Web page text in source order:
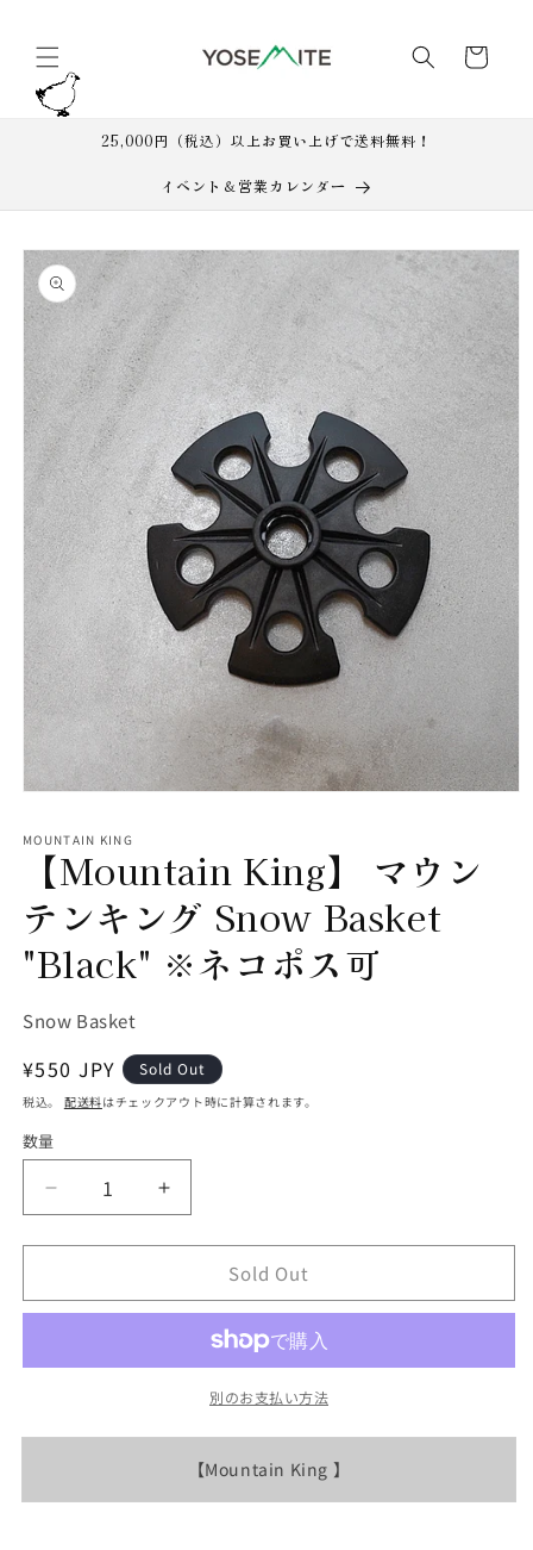
進む
ー
25,000円（税込）以上お買い上げで送料無料！
イベント＆営業カレンダー
商品情
報にス
キップ
ダ
メ
デ
ィ
を
開
MOUNTAIN KING
【Mountain King】 マウン
テンキング Snow Basket
"Black" ※ネコポス可
SKU:
Snow Basket
通
常
格
¥550 JPY Sold Out
税込。 配送料はチェックアウト時に計算されます。
数量
【Mountain
ン
ン
Basket
【Mountain
ン
ン
Snow
Basket
Sold Out
別のお支払い方法
【Mountain King 】